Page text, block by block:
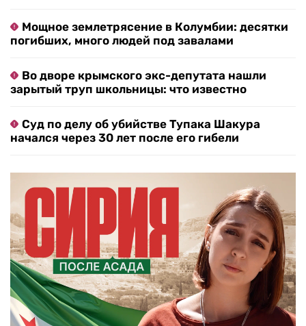
Мощное землетрясение в Колумбии: десятки
погибших, много людей под завалами
Во дворе крымского экс-депутата нашли
зарытый труп школьницы: что известно
Суд по делу об убийстве Тупака Шакура
начался через 30 лет после его гибели